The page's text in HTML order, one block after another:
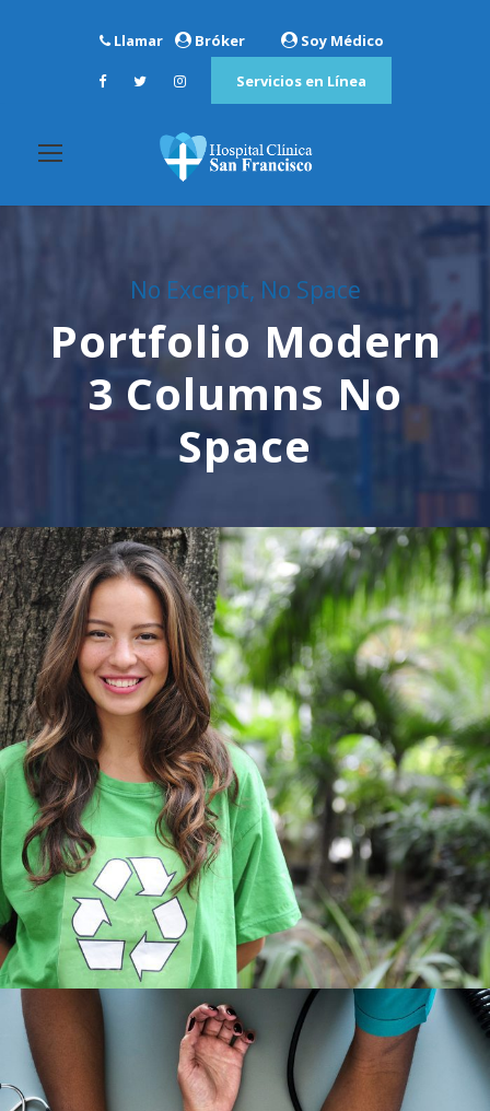
Llamar Bróker Soy Médico
Servicios en Línea
No Excerpt, No Space
Portfolio Modern
3 Columns No
Space
Charity & Voluntary For Social